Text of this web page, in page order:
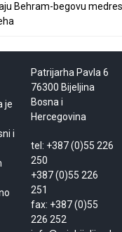
Behram-begovu
je
i
Patrijarha Pavla 6
76300 Bijeljina
Bosna i
Hercegovina
tel: +387 (0)55 226
250
+387 (0)55 226
251
fax: +387 (0)55
226 252